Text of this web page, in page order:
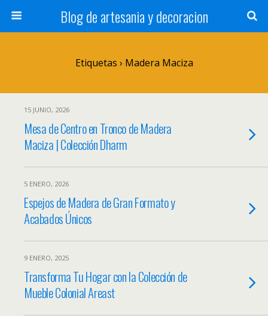
Blog de artesania y decoracion
Etiquetas › Madera Maciza
15 JUNIO, 2026
Mesa de Centro en Tronco de Madera
Maciza | Colección Dharm
5 ENERO, 2026
Espejos de Madera de Gran Formato y
Acabados Únicos
9 ENERO, 2025
Transforma Tu Hogar con la Colección de
Mueble Colonial Areast